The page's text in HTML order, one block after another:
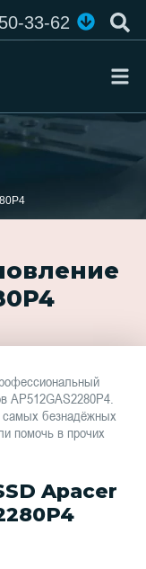
33-62
AP512GAS2280P4.
безнадёжных
помочь в прочих
Apacer